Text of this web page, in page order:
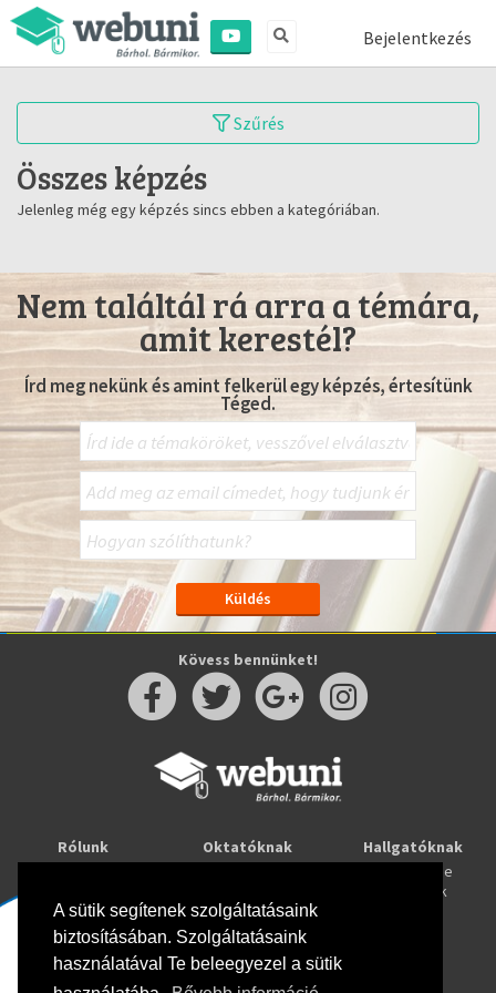
A sütik segítenek szolgáltatásaink
biztosításában. Szolgáltatásaink
használatával Te beleegyezel a sütik
Bejelentkezés
Szűrés
Összes képzés
Jelenleg még egy képzés sincs ebben a kategóriában.
Nem találtál rá arra a témára,
amit kerestél?
Írd meg nekünk és amint felkerül egy képzés, értesítünk
Téged.
Kövess bennünket!
Rólunk
Oktatóknak
Webuni Stúdió
Hallgatóknak
Tanulj online
Képzések
Info
Adatkezelési tájékoztató
ÁSZF